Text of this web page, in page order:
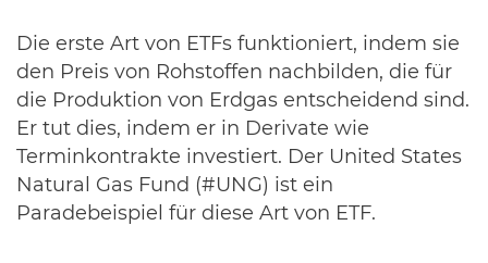
Die erste Art von ETFs funktioniert, indem sie
den Preis von Rohstoffen nachbilden, die für
die Produktion von Erdgas entscheidend sind.
Er tut dies, indem er in Derivate wie
Terminkontrakte investiert. Der United States
Natural Gas Fund (#UNG) ist ein
Paradebeispiel für diese Art von ETF.